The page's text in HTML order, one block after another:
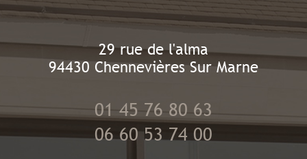
29 rue de l'alma
94430 Chennevières Sur Marne
01 45 76 80 63
06 60 53 74 00